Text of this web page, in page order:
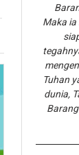
Maka ia
Tuhan
dunia,